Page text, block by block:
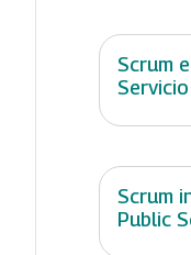
Scrum
Scrum
Public